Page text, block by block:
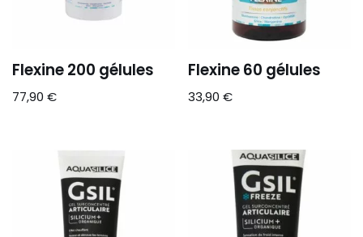
Flexine 200 gélules
77,90 €
Flexine 60 gélules
33,90€